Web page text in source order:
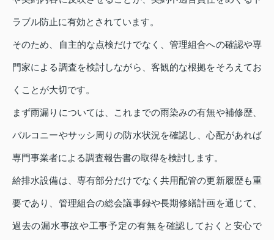
ラブル防止に有効とされています。
そのため、自主的な点検だけでなく、管理組合への確認や専
門家による調査を検討しながら、客観的な根拠をそろえてお
くことが大切です。
まず雨漏りについては、これまでの雨染みの有無や補修歴、
バルコニーやサッシ周りの防水状況を確認し、心配があれば
専門事業者による調査報告書の取得を検討します。
給排水設備は、専有部分だけでなく共用配管の更新履歴も重
要であり、管理組合の総会議事録や長期修繕計画を通じて、
過去の漏水事故や工事予定の有無を確認しておくと安心で